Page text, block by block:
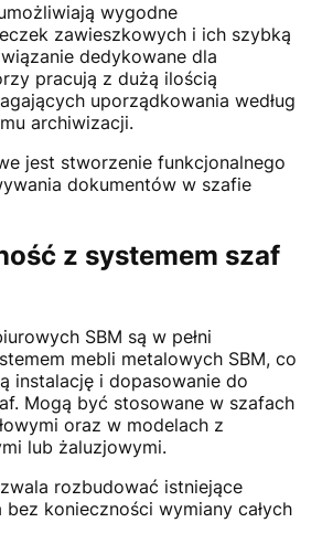
wygodne
zawieszkowych i ich szybką
dedykowane dla
pracują z dużą ilością
uporządkowania według
archiwizacji.
jest stworzenie funkcjonalnego
dokumentów w szafie
z systemem szaf
SBM są w pełni
mebli metalowych SBM, co
instalację i dopasowanie do
Mogą być stosowane w szafach
oraz w modelach z
lub żaluzjowymi.
rozbudować istniejące
konieczności wymiany całych